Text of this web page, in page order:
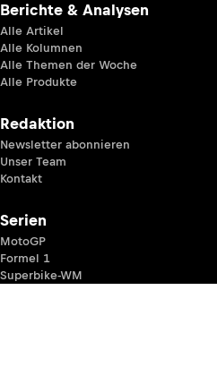
Berichte & Analysen
Alle Artikel
Alle Kolumnen
Alle Themen der Woche
Alle Produkte
Redaktion
Newsletter abonnieren
Unser Team
Kontakt
Serien
MotoGP
Formel 1
Superbike-WM